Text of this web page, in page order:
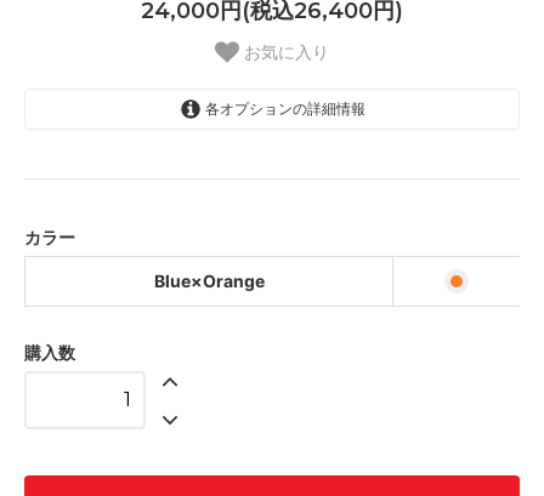
24,000円(税込26,400円)
お気に入り
各オプションの詳細情報
カラー
Blue×Orange
購入数